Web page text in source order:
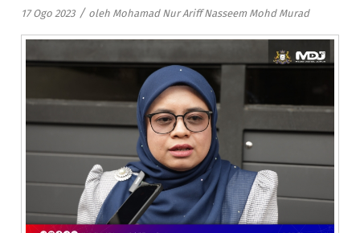
17 Ogo 2023 / oleh Mohamad Nur Ariff Nasseem Mohd Murad